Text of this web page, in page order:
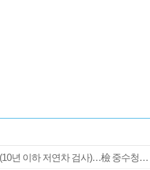
검사 신분 버리고 직급하향(10년 이하 저연차 검사)…檢 중수청행 기피